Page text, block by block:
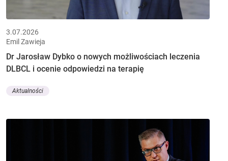
3.07.2026
Emil Zawieja
Dr Jarosław Dybko o nowych możliwościach leczenia
DLBCL i ocenie odpowiedzi na terapię
Aktualności